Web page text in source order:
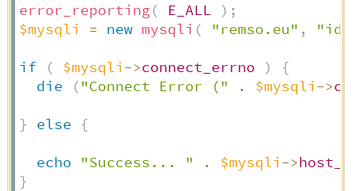
error_reporting( E_ALL ) ;
$mysqli
= new mysqli ( "remso.eu" , "id"
if ( $mysqli->connect_errno )
{
die
("Connect Error (" . $mysqli->
} else {
echo "Success... " . $mysqli->
}